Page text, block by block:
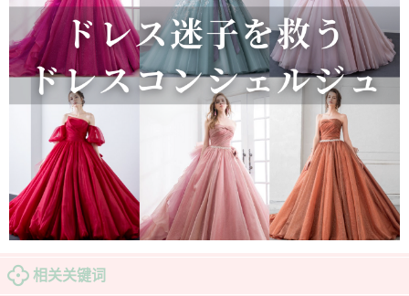
相关关键词